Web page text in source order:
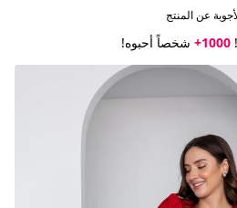
عن المنتج
1000+ شخصاً أحبوه!